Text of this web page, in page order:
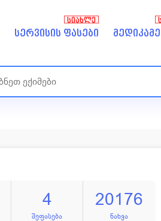
სერვისის ფასები
ᲡᲘᲐᲮᲚᲔ
4
შეფასება
20176
ნახვა